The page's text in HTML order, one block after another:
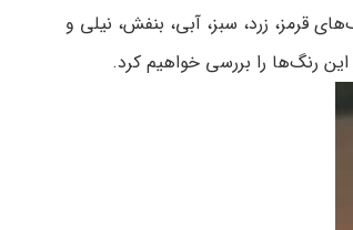
رنگ‌های قرمز، زرد، سبز، آبی، بنفش، نیلی و
رنگ‌ها را بررسی خواهیم کرد.